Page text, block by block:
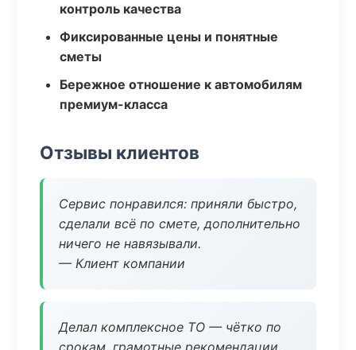
контроль качества
Фиксированные цены и понятные
сметы
Бережное отношение к автомобилям
премиум-класса
Отзывы клиентов
Сервис понравился: приняли быстро,
сделали всё по смете, дополнительно
ничего не навязывали.
— Клиент компании
Делал комплексное ТО — чётко по
срокам, грамотные рекомендации.